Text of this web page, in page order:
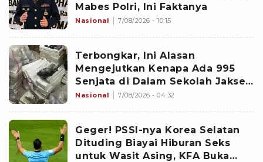
Mabes Polri, Ini Faktanya
Nasional 7/08/2026 - 10:15
Terbongkar, Ini Alasan
Mengejutkan Kenapa Ada 995
Senjata di Dalam Sekolah Jaksel
Sejak 2020
Nasional 7/08/2026 - 04:32
Geger! PSSI-nya Korea Selatan
Dituding Biayai Hiburan Seks
untuk Wasit Asing, KFA Buka